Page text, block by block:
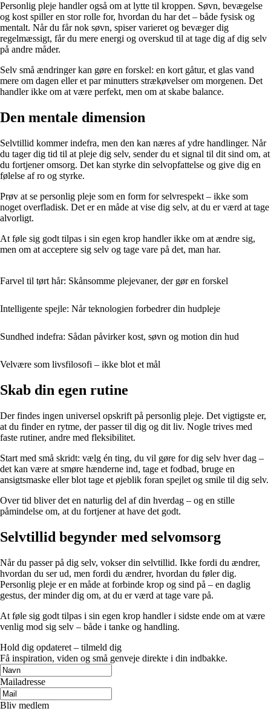
Personlig pleje handler også om at lytte til kroppen. Søvn, bevægelse
og kost spiller en stor rolle for, hvordan du har det – både fysisk og
mentalt. Når du får nok søvn, spiser varieret og bevæger dig
regelmæssigt, får du mere energi og overskud til at tage dig af dig selv
på andre måder.
Selv små ændringer kan gøre en forskel: en kort gåtur, et glas vand
mere om dagen eller et par minutters strækøvelser om morgenen. Det
handler ikke om at være perfekt, men om at skabe balance.
Den mentale dimension
Selvtillid kommer indefra, men den kan næres af ydre handlinger. Når
du tager dig tid til at pleje dig selv, sender du et signal til dit sind om, at
du fortjener omsorg. Det kan styrke din selvopfattelse og give dig en
følelse af ro og styrke.
Prøv at se personlig pleje som en form for selvrespekt – ikke som
noget overfladisk. Det er en måde at vise dig selv, at du er værd at tage
alvorligt.
At føle sig godt tilpas i sin egen krop handler ikke om at ændre sig,
men om at acceptere sig selv og tage vare på det, man har.
Farvel til tørt hår: Skånsomme plejevaner, der gør en forskel
Intelligente spejle: Når teknologien forbedrer din hudpleje
Sundhed indefra: Sådan påvirker kost, søvn og motion din hud
Velvære som livsfilosofi – ikke blot et mål
Skab din egen rutine
Der findes ingen universel opskrift på personlig pleje. Det vigtigste er,
at du finder en rytme, der passer til dig og dit liv. Nogle trives med
faste rutiner, andre med fleksibilitet.
Start med små skridt: vælg én ting, du vil gøre for dig selv hver dag –
det kan være at smøre hænderne ind, tage et fodbad, bruge en
ansigtsmaske eller blot tage et øjeblik foran spejlet og smile til dig selv.
Over tid bliver det en naturlig del af din hverdag – og en stille
påmindelse om, at du fortjener at have det godt.
Selvtillid begynder med selvomsorg
Når du passer på dig selv, vokser din selvtillid. Ikke fordi du ændrer,
hvordan du ser ud, men fordi du ændrer, hvordan du føler dig.
Personlig pleje er en måde at forbinde krop og sind på – en daglig
gestus, der minder dig om, at du er værd at tage vare på.
At føle sig godt tilpas i sin egen krop handler i sidste ende om at være
venlig mod sig selv – både i tanke og handling.
Hold dig opdateret – tilmeld dig
Få inspiration, viden og små genveje direkte i din indbakke.
Mailadresse
Bliv medlem